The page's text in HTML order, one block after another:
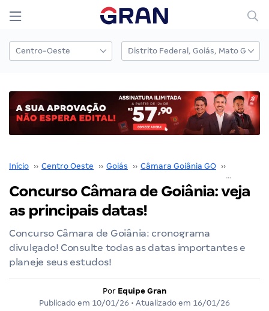
Início ›› Centro Oeste ›› Goiás ›› Câmara Goiânia GO ››
Concurso Câmara de Goiânia: veja
as principais datas!
Concurso Câmara de Goiânia: cronograma
divulgado! Consulte todas as datas importantes e
planeje seus estudos!
Por Equipe Gran
Publicado em 10/01/26 • Atualizado em 16/01/26